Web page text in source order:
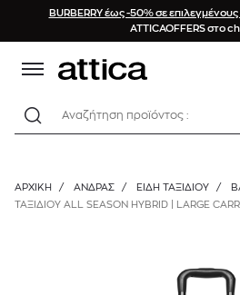
BURBERRY έως -50% σε
ATTICAOFFERS στο
Αναζήτηση προϊόντος :
ΑΡΧΙΚΉ / ΑΝΔΡΑΣ / ΕΙΔΗ ΤΑΞΙΔΙΟΥ /
ΤΑΞΙΔΙΟΥ ALL SEASON HYBRID | LARGE